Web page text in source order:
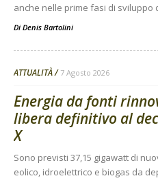
anche nelle prime fasi di sviluppo
Di Denis Bartolini
ATTUALITÀ 7 Agosto 2026
Energia da fonti
libera definitivo al
X
Sono previsti 37,15 gigawatt di
eolico, idroelettrico e biogas da